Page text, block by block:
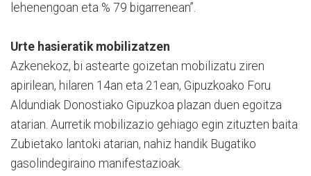
lehenengoan eta % 79 bigarrenean”.
Urte hasieratik mobilizatzen
Azkenekoz, bi astearte goizetan mobilizatu ziren
apirilean, hilaren 14an eta 21ean, Gipuzkoako Foru
Aldundiak Donostiako Gipuzkoa plazan duen egoitza
atarian. Aurretik mobilizazio gehiago egin zituzten baita
Zubietako lantoki atarian, nahiz handik Bugatiko
gasolindegiraino manifestazioak.